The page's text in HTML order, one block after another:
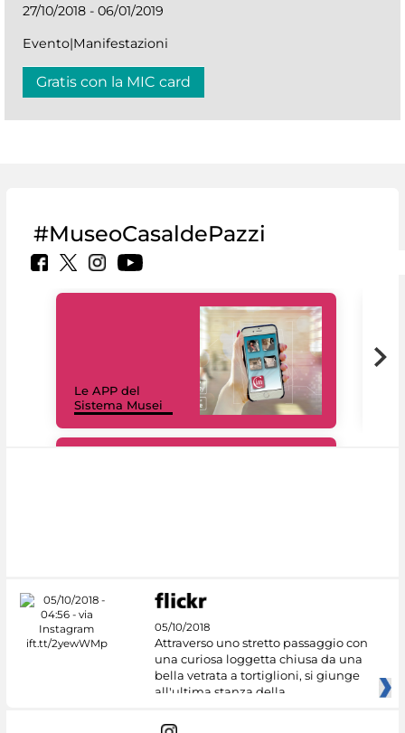
27/10/2018 - 06/01/2019
Evento|Manifestazioni
Gratis con la MIC card
#MuseoCasaldePazzi
Le APP del
Sistema Musei
05/10/2018
Attraverso uno stretto passaggio con
una curiosa loggetta chiusa da una
bella vetrata a tortiglioni, si giunge
all'ultima stanza della